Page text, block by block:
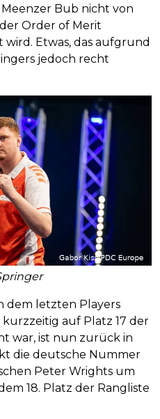
Bub nicht von
Order of Merit
Etwas, das aufgrund
jedoch recht
dem letzten Players
auf Platz 17 der
war, ist nun zurück in
die deutsche Nummer
Peter Wrights um
18. Platz der Rangliste